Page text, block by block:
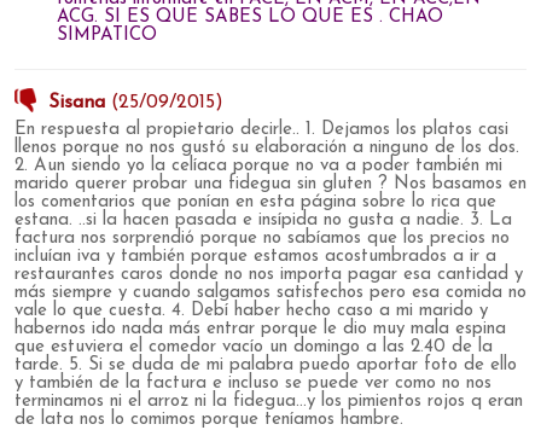
ACG. SI ES QUE SABES LO QUE ES . CHAO
SIMPATICO
Sisana(25/09/2015)
En respuesta al propietario decirle.. 1. Dejamos los platos casi
llenos porque no nos gustó su elaboración a ninguno de los dos.
2. Aun siendo yo la celíaca porque no va a poder también mi
marido querer probar una fidegua sin gluten ? Nos basamos en
los comentarios que ponían en esta página sobre lo rica que
estana. ..si la hacen pasada e insípida no gusta a nadie. 3. La
factura nos sorprendió porque no sabíamos que los precios no
incluían iva y también porque estamos acostumbrados a ir a
restaurantes caros donde no nos importa pagar esa cantidad y
más siempre y cuando salgamos satisfechos pero esa comida no
vale lo que cuesta. 4. Debí haber hecho caso a mi marido y
habernos ido nada más entrar porque le dio muy mala espina
que estuviera el comedor vacío un domingo a las 2.40 de la
tarde. 5. Si se duda de mi palabra puedo aportar foto de ello
y también de la factura e incluso se puede ver como no nos
terminamos ni el arroz ni la fidegua...y los pimientos rojos q eran
de lata nos lo comimos porque teníamos hambre.